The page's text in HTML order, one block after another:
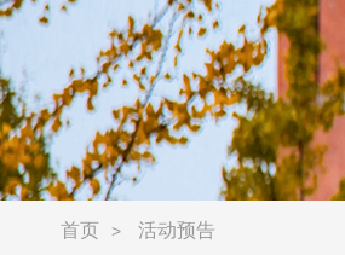
首页 > 活动预告